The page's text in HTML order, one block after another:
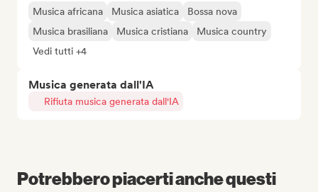
Musica africana Musica asiatica
Bossa nova
Musica brasiliana
Musica cristiana
Musica country
Vedi tutti +4
Musica generata dall'IA
Rifiuta musica generata dall'IA
Potrebbero piacerti anche questi